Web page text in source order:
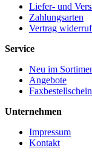
Liefer- und
Zahlungsarten
Vertrag
Service
Neu im
Angebote
Faxbestellschein
Unternehmen
Impressum
Kontakt